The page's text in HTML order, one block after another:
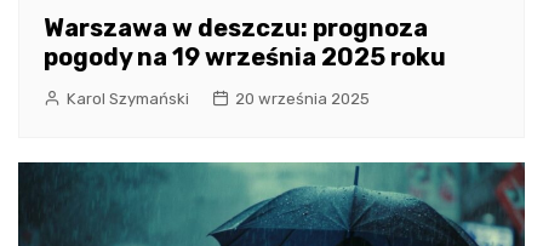
Warszawa w deszczu: prognoza
pogody na 19 września 2025 roku
Karol Szymański 20 września 2025